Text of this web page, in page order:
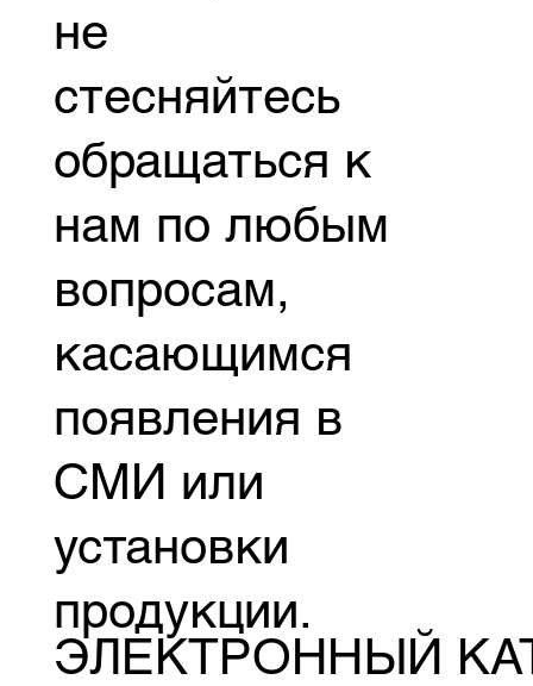
не
стесняйтесь
обращаться к
нам по любым
вопросам,
касающимся
появления в
СМИ или
установки
продукции.
ЭЛЕКТРОННЫЙ